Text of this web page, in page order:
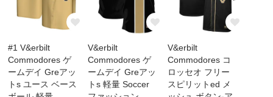
#1 V&erbilt
Commodores ゲ
ームデイ Greアッ
トs ユース ベース
V&erbilt
Commodores ゲ
ームデイ Greアッ
トs 軽量 Soccer
V&erbilt
Commodores コ
ロッセオ フリー
スピリットed メ